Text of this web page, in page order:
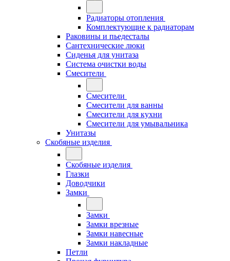
Радиаторы отопления
Комплектующие к радиаторам
Раковины и пьедесталы
Сантехнические люки
Сиденья для унитаза
Система очистки воды
Смесители
Смесители
Смесители для ванны
Смесители для кухни
Смесители для умывальника
Унитазы
Скобяные изделия
Скобяные изделия
Глазки
Доводчики
Замки
Замки
Замки врезные
Замки навесные
Замки накладные
Петли